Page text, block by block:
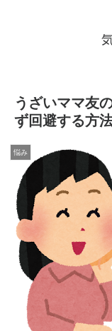
うざいママ友
ず回避する方
悩み